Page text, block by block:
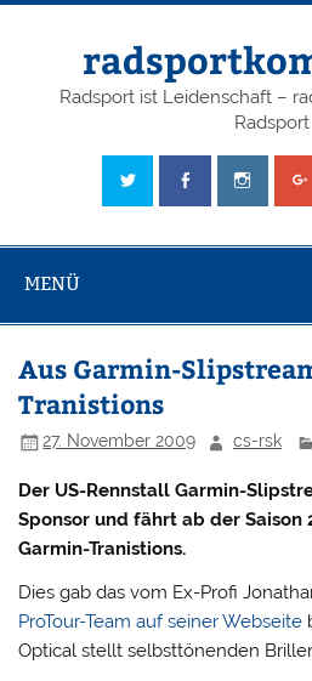
Radsport ist Leidenschaft –
Radsport
MENÜ
Aus Garmin-
Tranistions
27. November 2009 cs-rsk
Der US-Rennstall Garmin-
Sponsor und fährt ab der Saison
Garmin-Tranistions.
Dies gab das vom Ex-Profi
ProTour-Team auf seiner Webseite
Optical stellt selbsttönenden